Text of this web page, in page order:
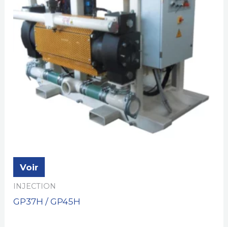
Voir
INJECTION
GP37H / GP45H